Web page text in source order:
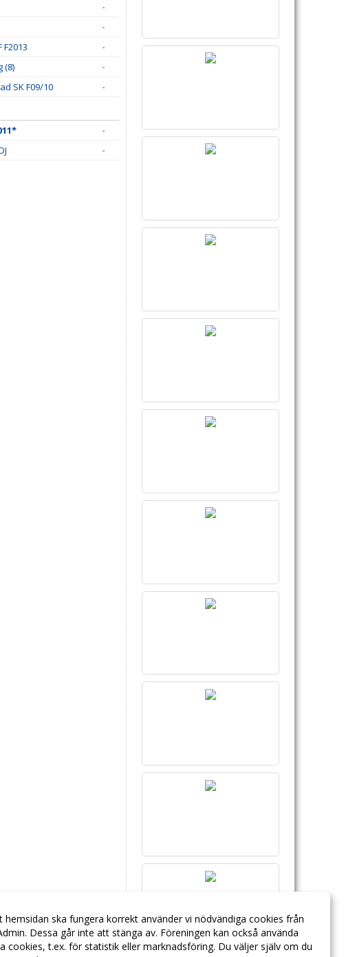
-
-
-
(8)
-
SK F09/10 -
-
-
hemsidan ska fungera korrekt använder vi nödvändiga cookies från
Dessa går inte att stänga av. Föreningen kan också använda
cookies, t.ex. för statistik eller marknadsföring. Du väljer själv om du